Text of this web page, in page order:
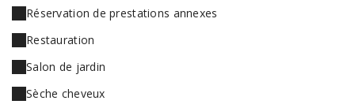
Réservation de prestations annexes
Restauration
Salon de jardin
Sèche cheveux